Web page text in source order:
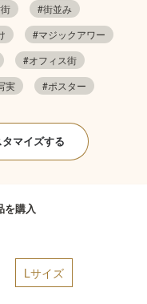
#街並み
#マジックアワー
#オフィス街
実 #ポスター
マイズする
を購入
Lサイズ